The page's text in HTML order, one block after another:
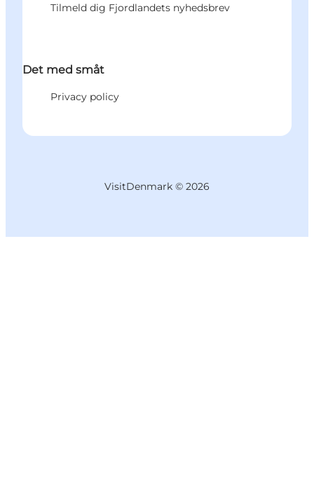
Tilmeld dig Fjordlandets nyhedsbrev
Det med småt
Privacy policy
VisitDenmark © 2026